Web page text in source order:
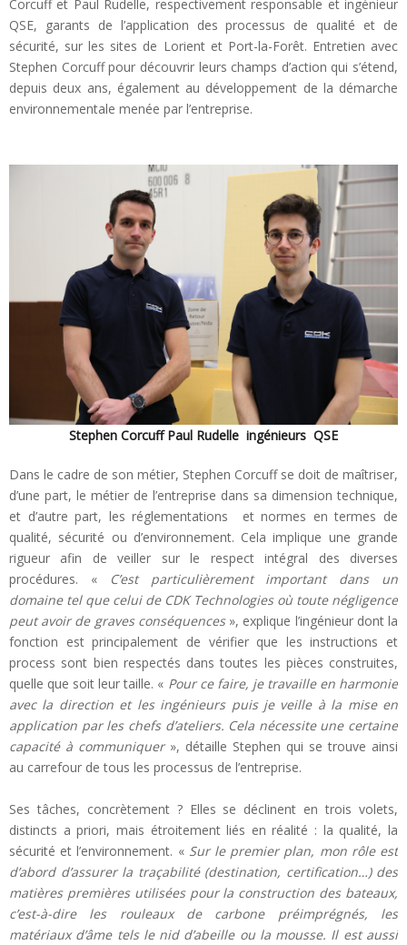
Corcuff et Paul Rudelle, respectivement responsable et ingénieur
QSE, garants de l’application des processus de qualité et de
sécurité, sur les sites de Lorient et Port-la-Forêt. Entretien avec
Stephen Corcuff pour découvrir leurs champs d’action qui s’étend,
depuis deux ans, également au développement de la démarche
environnementale menée par l’entreprise.
Stephen Corcuff Paul Rudelle ingénieurs QSE
Dans le cadre de son métier, Stephen Corcuff se doit de maîtriser,
d’une part, le métier de l’entreprise dans sa dimension technique,
et d’autre part, les réglementations et normes en termes de
qualité, sécurité ou d’environnement. Cela implique une grande
rigueur afin de veiller sur le respect intégral des diverses
procédures. «
C’est particulièrement important dans un
domaine tel que celui de CDK Technologies où toute négligence
peut avoir de graves conséquences», explique l’ingénieur dont la
fonction est principalement de vérifier que les instructions et
process sont bien respectés dans toutes les pièces construites,
quelle que soit leur taille. « Pour ce faire, je travaille en harmonie
avec la direction et les ingénieurs puis je veille à la mise en
application par les chefs d’ateliers. Cela nécessite une certaine
capacité à communiquer», détaille Stephen qui se trouve ainsi
au carrefour de tous les processus de l’entreprise.
Ses tâches, concrètement ? Elles se déclinent en trois volets,
distincts a priori, mais étroitement liés en réalité : la qualité, la
sécurité et l’environnement. « Sur le premier plan, mon rôle est
d’abord d’assurer la traçabilité (destination, certification…) des
matières premières utilisées pour la construction des bateaux,
c’est-à-dire les rouleaux de carbone préimprégnés, les
matériaux d’âme tels le nid d’abeille ou la mousse. Il est aussi